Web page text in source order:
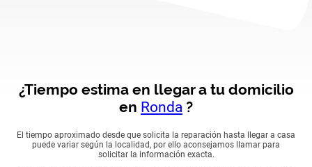
¿Tiempo estima en llegar a tu domicilio
en Ronda ?
El tiempo aproximado desde que solicita la reparación hasta llegar a casa
puede variar según la localidad, por ello aconsejamos llamar para
solicitar la información exacta.